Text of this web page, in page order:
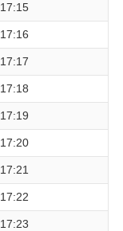
17:15
17:16
17:17
17:18
17:19
17:20
17:21
17:22
17:23